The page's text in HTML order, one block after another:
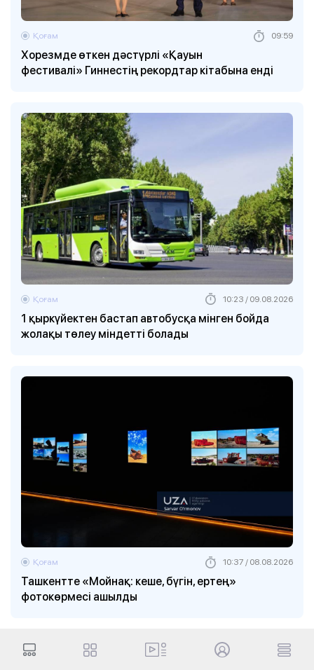
Хорезмде өткен дәстүрлі «Қауын
фестивалі» Гиннестің рекордтар кітабына енді
Қоғам 09:59
1 қыркүйектен бастап автобусқа мінген бойда
жолақы төлеу міндетті болады
Қоғам 10:23 / 09.08.2026
Ташкентте «Мойнақ: кеше, бүгін, ертең»
фотокөрмесі ашылды
Қоғам 10:37 / 08.08.2026